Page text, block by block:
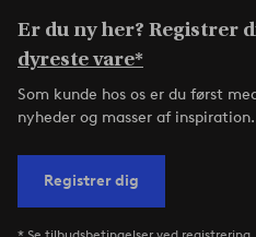
Er du ny her? Registrer
dyreste vare*
Som kunde hos os er du først
nyheder og masser af inspiration.
Registrer dig
* Se tilbudsbetingelser ved registrering